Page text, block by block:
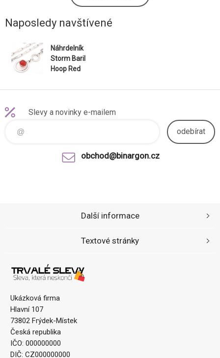
Naposledy navštívené
Náhrdelník
Storm Baril
Hoop Red
Slevy a novinky e-mailem
odebírat
obchod@binargon.cz
Ukázková firma
Hlavní 107
73802 Frýdek-Místek
Česká republika
IČO: 000000000
DIČ: CZ000000000
Další informace
Textové stránky